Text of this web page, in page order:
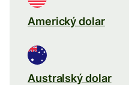
Americký dolar
Australský dolar